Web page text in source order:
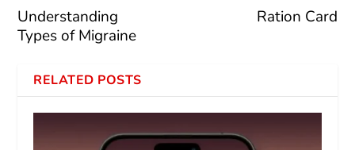
Understanding
Types of Migraine
Ration Card
RELATED POSTS